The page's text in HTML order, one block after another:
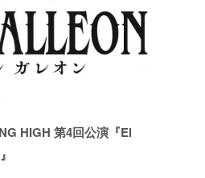
HIGH 第4回公演『El